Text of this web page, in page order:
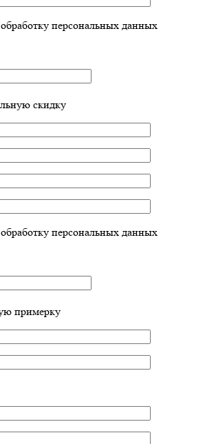
персональных данных
скидку
персональных данных
примерку